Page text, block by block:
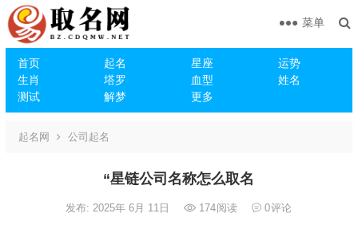
首页 起名 星座
运势
生肖
塔罗 血型
姓名
测试
解梦 更多
菜单
起名网 公司起名
“星链公司名称怎么取名
发布: 2025年 6月 11日 174阅读 0评论